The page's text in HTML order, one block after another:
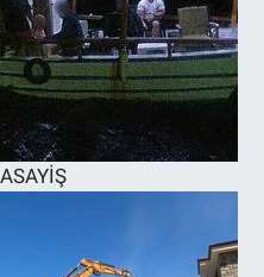
ASAYİŞ